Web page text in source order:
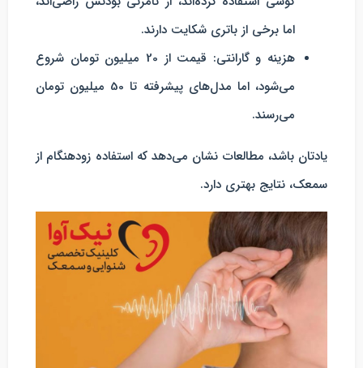
اما برخی از باتری شکایت دارند.
هزینه و گارانتی
: قیمت از 20 میلیون تومان شروع
می‌شود، اما مدل‌های پیشرفته تا 50 میلیون تومان
می‌رسند.
یادتان باشد، مطالعات نشان می‌دهد که استفاده زودهنگام از
سمعک، نتایج بهتری دارد.